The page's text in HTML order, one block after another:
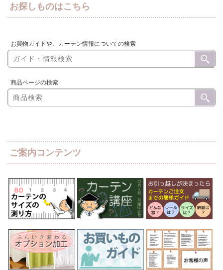
お探しものはこちら
お買物ガイドや、カーテン情報についての検索
商品ページの検索
ご案内コンテンツ